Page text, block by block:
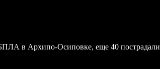
в Архипо-Осиповке, еще 40 пострадали